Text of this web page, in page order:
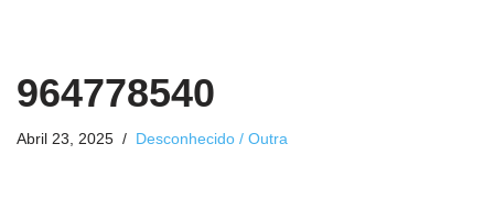
964778540
Abril 23, 2025 Desconhecido / Outra